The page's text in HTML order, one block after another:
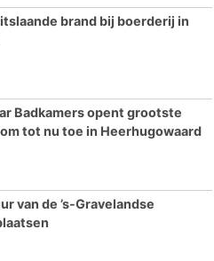
brand bij boerderij in
Badkamers opent grootste
tot nu toe in Heerhugowaard
van de ’s-Gravelandse